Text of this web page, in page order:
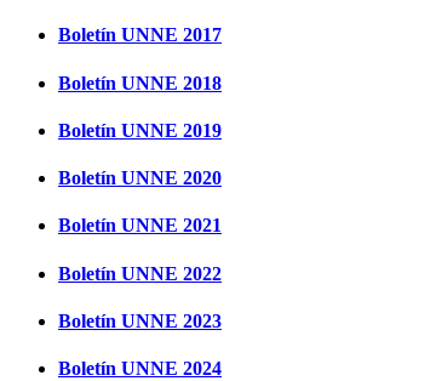
Boletín UNNE 2017
Boletín UNNE 2018
Boletín UNNE 2019
Boletín UNNE 2020
Boletín UNNE 2021
Boletín UNNE 2022
Boletín UNNE 2023
Boletín UNNE 2024